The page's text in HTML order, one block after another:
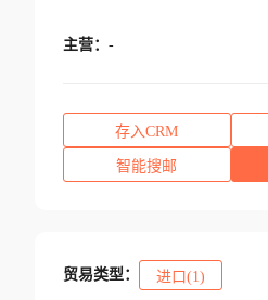
主营： -
存入CRM
智能搜邮
贸易类型： 进口(1)